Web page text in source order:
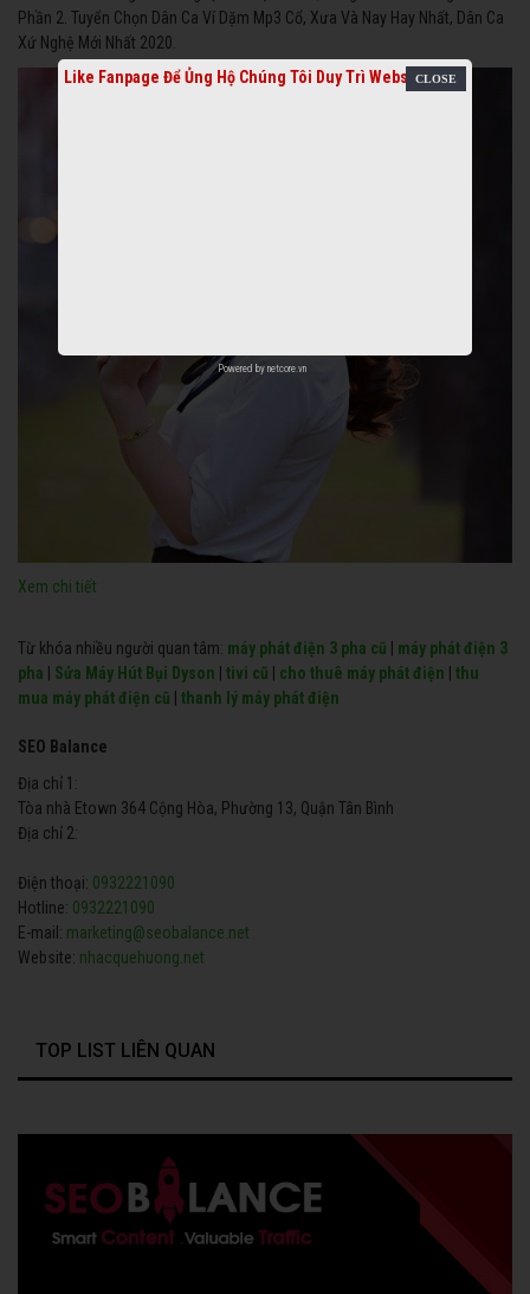
Phần 2. Tuyển Chọn Dân Ca Ví Dặm Mp3 Cổ, Xưa Và Nay Hay Nhất, Dân Ca
Xứ Nghệ Mới Nhất 2020.
Xem chi tiết
Từ khóa nhiều người quan tâm: máy phát điện 3 pha cũ
máy phát điện 3
pha
Sửa Máy Hút Bụi Dyson tivi cũ cho thuê máy phát điện
thu
mua máy phát điện cũ
thanh lý máy phát điện
SEO Balance
Địa chỉ 1:
Tòa nhà Etown 364 Cộng Hòa, Phường 13, Quận Tân Bình
Địa chỉ 2:
Điện thoại: 0932221090
Hotline: 0932221090
E-mail: marketing@seobalance.net
Website: nhacquehuong.net
TOP LIST LIÊN QUAN
Like Fanpage Để Ủng Hộ Chúng Tôi Duy Trì Website
Powered by netcore.vn